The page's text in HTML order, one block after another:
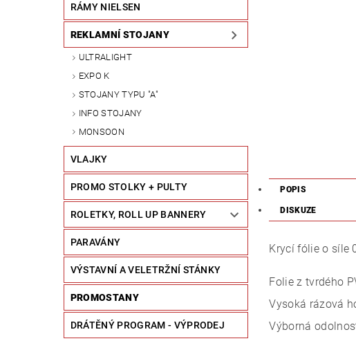
RÁMY NIELSEN
REKLAMNÍ STOJANY
ULTRALIGHT
EXPO K
STOJANY TYPU "A"
INFO STOJANY
MONSOON
VLAJKY
PROMO STOLKY + PULTY
ROLETKY, ROLL UP BANNERY
PARAVÁNY
VÝSTAVNÍ A VELETRŽNÍ STÁNKY
PROMOSTANY
DRÁTĚNÝ PROGRAM - VÝPRODEJ
POPIS
DISKUZE
Krycí fólie o síle
Folie z tvrdého
Vysoká rázová
Výborná